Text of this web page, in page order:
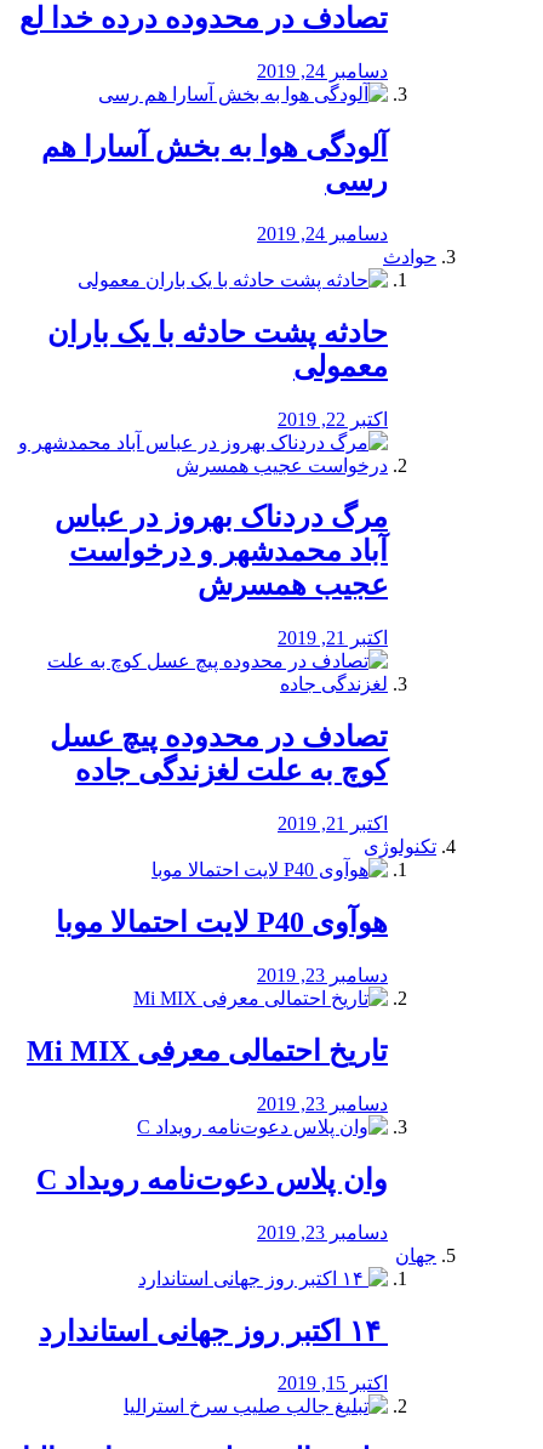
تصادف در محدوده درده خدا لع
دسامبر 24, 2019
آلودگی هوا به بخش آسارا هم
رسی
دسامبر 24, 2019
حوادث
️حادثه پشت حادثه با یک باران
معمولی
اکتبر 22, 2019
مرگ دردناک بهروز در عباس
آباد محمدشهر و درخواست
عجیب همسرش
اکتبر 21, 2019
تصادف در محدوده پیچ عسل
کوچ به علت لغزندگی جاده
اکتبر 21, 2019
تکنولوژی
هوآوی P40 لایت احتمالا موبا
دسامبر 23, 2019
تاریخ احتمالی معرفی Mi MIX
دسامبر 23, 2019
وان پلاس دعوت‌نامه رویداد C
دسامبر 23, 2019
جهان
اکتبر 15, 2019